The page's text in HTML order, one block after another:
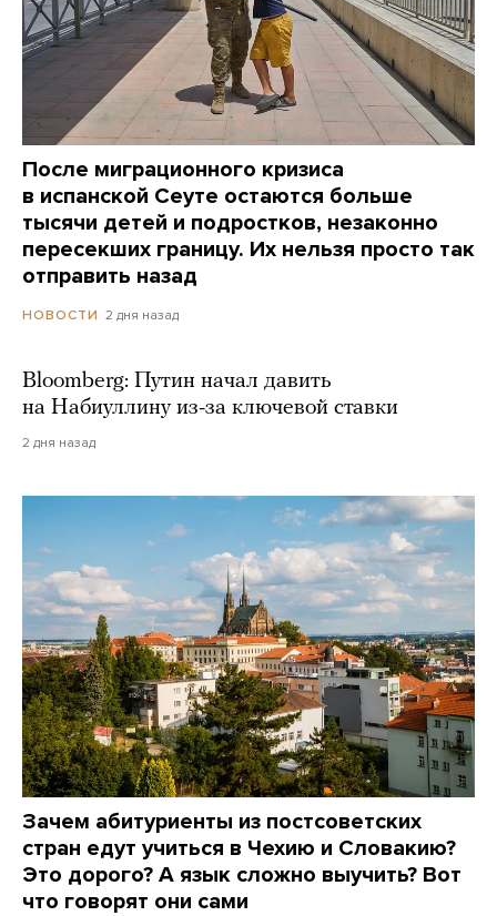
После миграционного кризиса
в испанской Сеуте остаются больше
тысячи детей и подростков, незаконно
пересекших границу. Их нельзя просто так
отправить назад
НОВОСТИ 2 дня назад
Bloomberg: Путин начал давить
на Набиуллину из-за ключевой ставки
2 дня назад
Зачем абитуриенты из постсоветских
стран едут учиться в Чехию и Словакию?
Это дорого? А язык сложно выучить? Вот
что говорят они сами